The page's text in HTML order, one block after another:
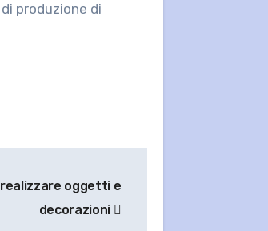
produzione di
oggetti e
decorazioni